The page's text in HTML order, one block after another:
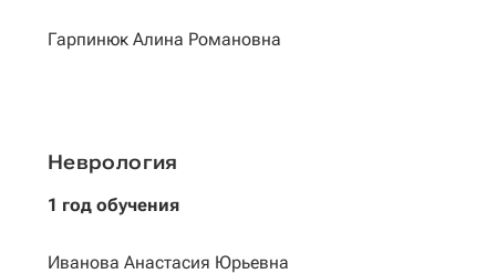
Гарпинюк Алина Романовна
Неврология
1 год обучения
Иванова Анастасия Юрьевна